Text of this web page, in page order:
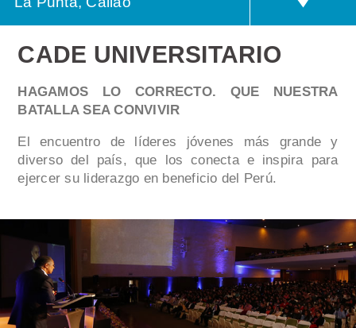
CADE UNIVERSITARIO
HAGAMOS LO CORRECTO. QUE NUESTRA
BATALLA SEA CONVIVIR
El encuentro de líderes jóvenes más grande y
diverso del país, que los conecta e inspira para
ejercer su liderazgo en beneficio del Perú.